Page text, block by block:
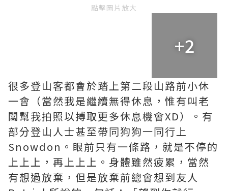
點擊圖片放大
+2
很多登山客都會於踏上第二段山路前小休
一會（當然我是繼續無得休息，惟有叫老
闆幫我拍照以搏取更多休息機會XD）。有
部分登山人士甚至帶同狗狗一同行上
Snowdon。眼前只有一條路，就是不停的
上上上，再上上上。身體雖然疲累，當然
有想過放棄，但是放棄前總會想到友人